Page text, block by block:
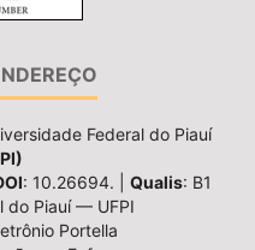
Federal do Piauí
: 10.26694. | Qualis: B1
do Piauí — UFPI
Portella